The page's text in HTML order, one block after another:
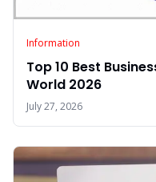
Information
Top 10 Best
World 2026
July 27, 2026